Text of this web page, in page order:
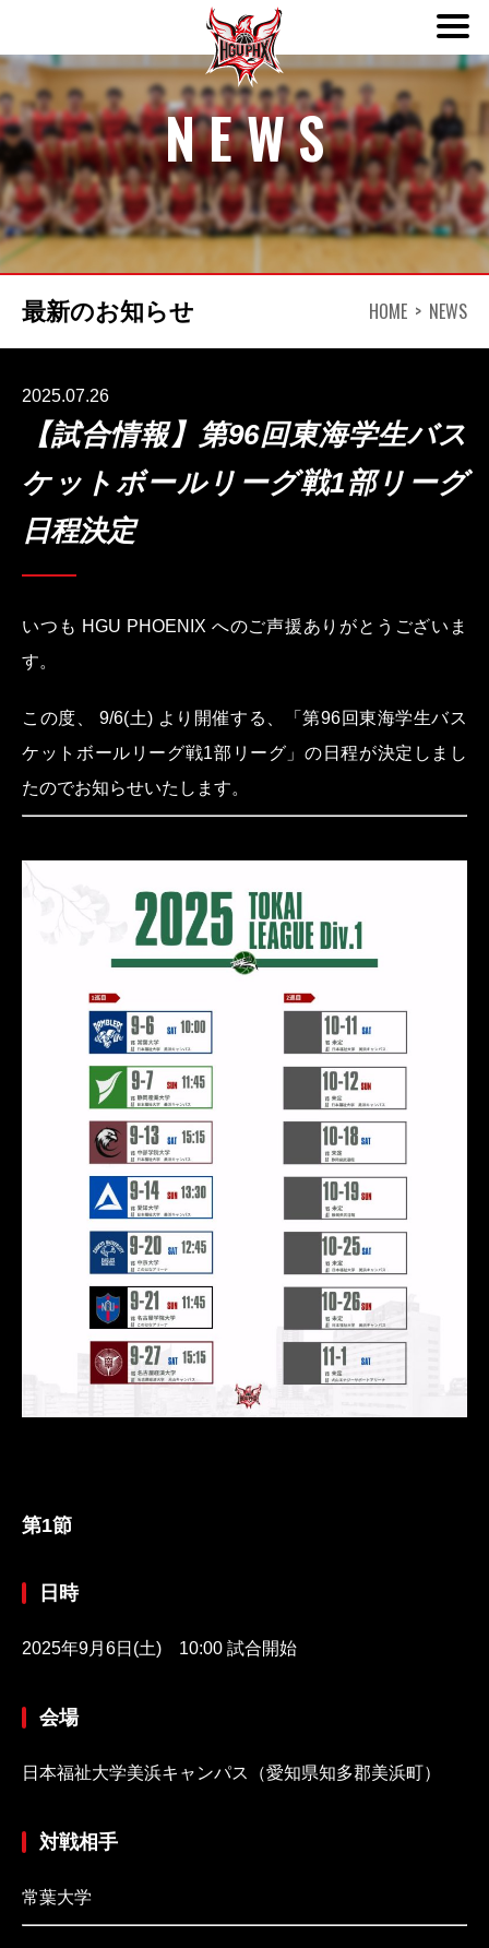
ABOUT
TEAM
SCHEDULE
NEWS
DONATION
CONTACT
NEWS
最新のお知らせ HOME NEWS
2025.07.26
【試合情報】第96回東海学生バス
ケットボールリーグ戦1部リーグ
日程決定
いつも HGU PHOENIX へのご声援ありがとうございま
す。
この度、 9/6(土) より開催する、「第96回東海学生バス
ケットボールリーグ戦1部リーグ」の日程が決定しまし
たのでお知らせいたします。
第1節
日時
2025年9月6日(土) 10:00 試合開始
会場
日本福祉大学美浜キャンパス（愛知県知多郡美浜町）
対戦相手
常葉大学